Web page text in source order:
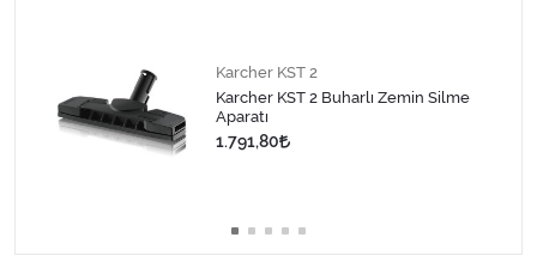
Karcher KST 2
Karcher KST 2 Buharlı Zemin Silme
Aparatı
1.791,80